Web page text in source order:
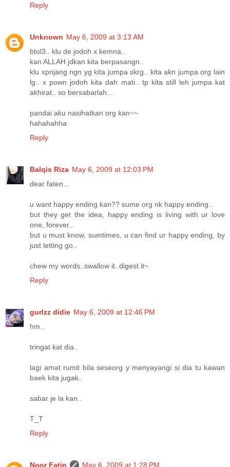
Reply
Unknown May 6, 2009 at 3:13 AM
btol3.. klu de jodoh x kemna..
kan ALLAH jdkan kita berpasangn..
klu xpnjang ngn yg kita jumpa skrg.. kita akn jumpa org lain
lg.. x pown jodoh kita dah mati.. tp kita still leh jumpa kat
akhirat.. so bersabarlah...
pandai aku nasihatkan org kan~~
hahahahha
Reply
Balqis Riza May 6, 2009 at 12:03 PM
dear faten...
u want happy ending kan?? sume org nk happy ending..
but they get the idea, happy ending is living with ur love
one, forever..
but u must know, sumtimes, u can find ur happy ending, by
just letting go..
chew my words..swallow it..digest it~
Reply
gurlzz didie May 6, 2009 at 12:46 PM
hm..
tringat kat dia..
lagi amat rumit bila seseorg y menyayangi si dia tu kawan
baek kita jugak..
sabar je la kan..
T_T
Reply
Noor Fatin May 6, 2009 at 1:28 PM